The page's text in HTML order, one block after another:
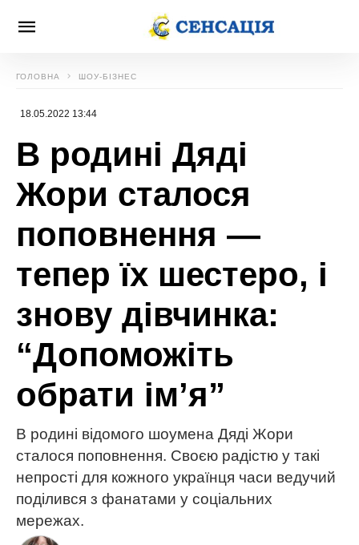
ГОЛОВНА ШОУ-БІЗНЕС
18.05.2022 13:44
В родині Дяді
Жори сталося
поповнення —
тепер їх шестеро, і
знову дівчинка:
“Допоможіть
обрати ім’я”
В родині відомого шоумена Дяді Жори
сталося поповнення. Своєю радістю у такі
непрості для кожного українця часи ведучий
поділився з фанатами у соціальних
мережах.